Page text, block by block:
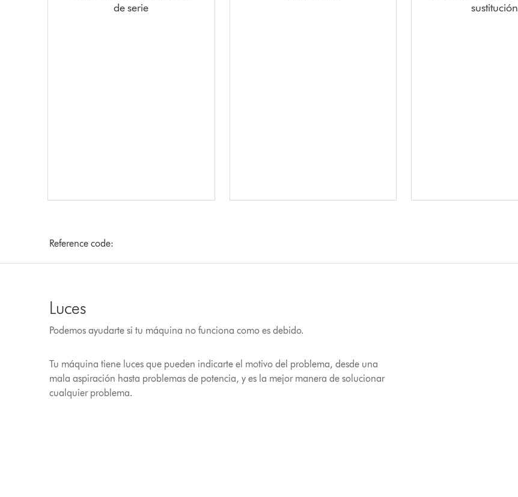
de serie
sustitución
Reference code:
Luces
Podemos ayudarte si tu máquina no funciona como es debido.
Tu máquina tiene luces que pueden indicarte el motivo del problema, desde una
mala aspiración hasta problemas de potencia, y es la mejor manera de solucionar
cualquier problema.